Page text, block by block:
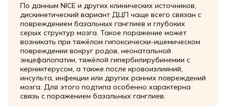
По данным NICE и других клинических источников,
дискинетический вариант ДЦП чаще всего связан с
повреждением базальных ганглиев и глубоких
серых структур мозга. Такое поражение может
возникать при тяжёлом гипоксически-ишемическом
повреждении вокруг родов, неонатальной
энцефалопатии, тяжёлой гипербилирубинемии с
керниктерусом, а также после кровоизлияний,
инсульта, инфекции или других ранних повреждений
мозга. Для этого подтипа особенно характерна
связь с поражением базальных ганглиев.